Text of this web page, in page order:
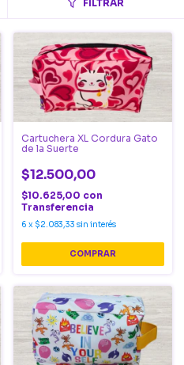
FILTRAR
Cartuchera XL Cordura Gato
de la Suerte
$12.500,00
$10.625,00 con
Transferencia
6 x $2.083,33 sin interés